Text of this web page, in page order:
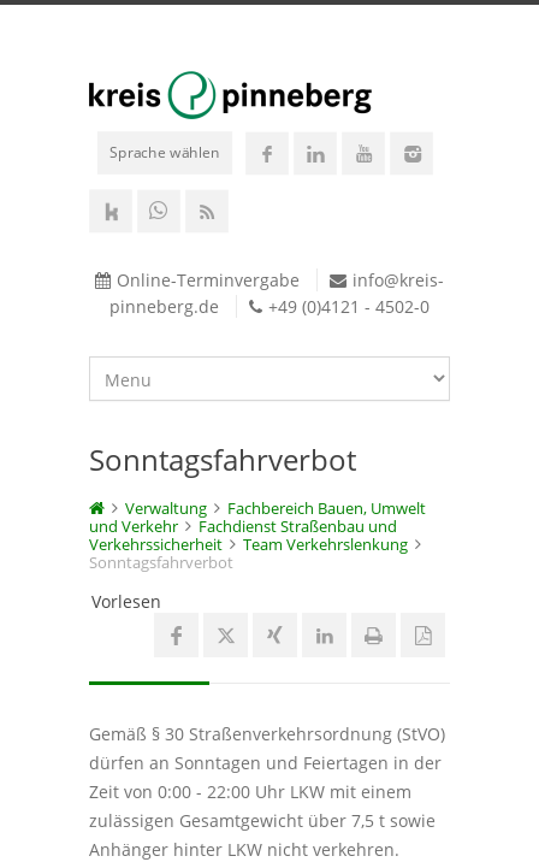
Sprache wählen
Online-Terminvergabe
info@kreis-
pinneberg.de
+49 (0)4121 - 4502-0
Sonntagsfahrverbot
Verwaltung
Fachbereich Bauen, Umwelt
und Verkehr
Fachdienst Straßenbau und
Verkehrssicherheit
Team Verkehrslenkung
Sonntagsfahrverbot
Vorlesen
Gemäß § 30 Straßenverkehrsordnung (StVO)
dürfen an Sonntagen und Feiertagen in der
Zeit von 0:00 - 22:00 Uhr LKW mit einem
zulässigen Gesamtgewicht über 7,5 t sowie
Anhänger hinter LKW nicht verkehren.